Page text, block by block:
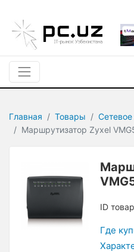
Главная Товары
Маршрутизатор Zyxel
ID
Где